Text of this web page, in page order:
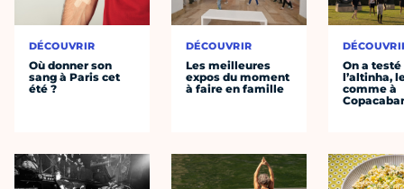
DÉCOUVRIR
Où donner son
sang à Paris cet
été ?
DÉCOUVRIR
Les meilleures
expos du moment
à faire en famille
On a testé
l’altinha,
comme à